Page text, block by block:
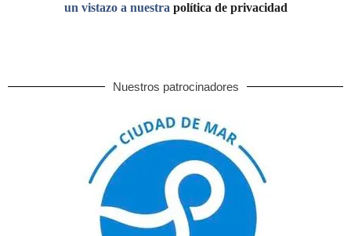
un vistazo a nuestra política de privacidad
Nuestros patrocinadores